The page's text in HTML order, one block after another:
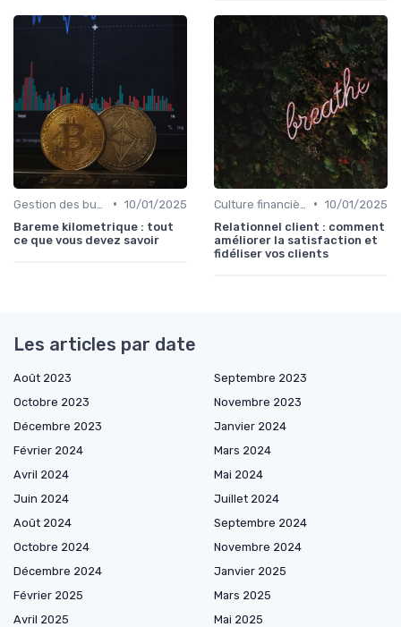
• 10/01/2025
Bareme kilometrique : tout
ce que vous devez savoir
• 10/01/2025
Relationnel client : comment
améliorer la satisfaction et
fidéliser vos clients
Les articles par date
Août 2023
Septembre 2023
Octobre 2023
Novembre 2023
Décembre 2023
Janvier 2024
Février 2024
Mars 2024
Avril 2024
Mai 2024
Juin 2024
Juillet 2024
Août 2024
Septembre 2024
Octobre 2024
Novembre 2024
Décembre 2024
Janvier 2025
Février 2025
Mars 2025
Avril 2025
Mai 2025